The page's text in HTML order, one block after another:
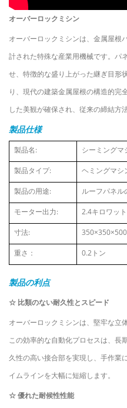
オーバーロックミシン
オーバーロックミシンは、金属屋根
計された特殊な産業用機械です。パ
せ、特徴的な盛り上がった継ぎ目形
り、現代の建築金属屋根の構造的完
した美観が確保され、従来の締結方
製品仕様
製品名: シーミングマ
製品タイプ: ヘミングマシ
製品の用途: ルーフパネル
モーター出力: 2.4キロワット
寸法:
重さ： 0.2トン
製品の利点
☆ 比類のない耐久性とスピード
オーバーロックミシンは、堅牢な立
この効率的な自動化プロセスは、長
久性の高い接合部を実現し、手作業
イムラインを大幅に短縮します。
☆優れた耐候性性能